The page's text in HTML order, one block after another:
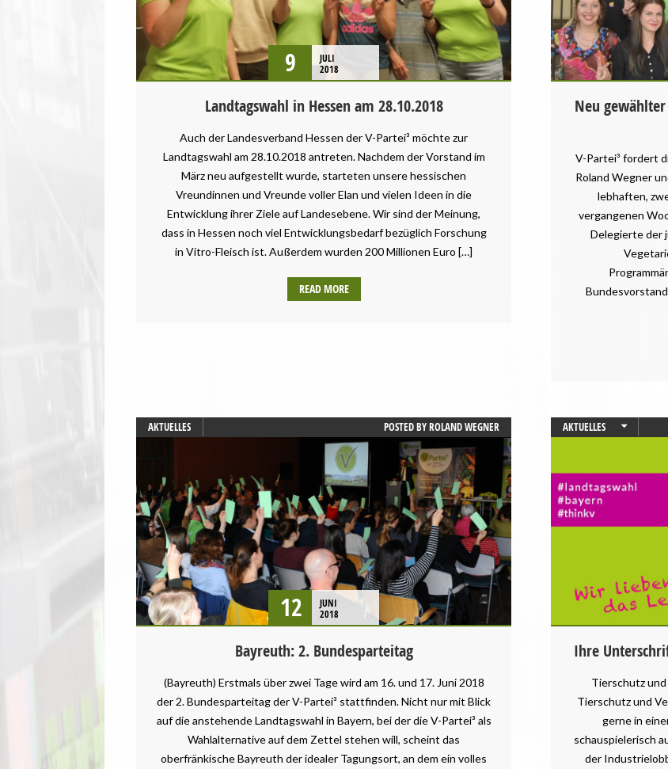
9
JULI
2018
Landtagswahl in Hessen am 28.10.2018
Auch der Landesverband Hessen der V-Partei³ möchte zur
Landtagswahl am 28.10.2018 antreten. Nachdem der Vorstand im
März neu aufgestellt wurde, starteten unsere hessischen
Vreundinnen und Vreunde voller Elan und vielen Ideen in die
Entwicklung ihrer Ziele auf Landesebene. Wir sind der Meinung,
dass in Hessen noch viel Entwicklungsbedarf bezüglich Forschung
in Vitro-Fleisch ist. Außerdem wurden 200 Millionen Euro […]
READ MORE
Neu
V-Partei³ fordert
Roland Wegner
lebhaften,
vergangenen
Delegierte der
AKTUELLES POSTED BYROLAND WEGNER
12
JUNI
2018
Bayreuth: 2. Bundesparteitag
(Bayreuth) Erstmals über zwei Tage wird am 16. und 17. Juni 2018
der 2. Bundesparteitag der V-Partei³ stattfinden. Nicht nur mit Blick
auf die anstehende Landtagswahl in Bayern, bei der die V-Partei³ als
Wahlalternative auf dem Zettel stehen will, scheint das
oberfränkische Bayreuth der idealer Tagungsort, an dem ein volles
AKTUELLES
Ihre
Tierschutz
Tierschutz und
gerne in
schauspielerisch
der